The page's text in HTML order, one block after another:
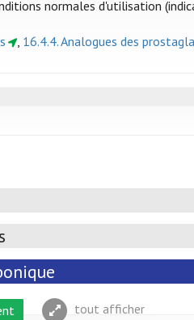
normales d'utilisation
, 16.4.4. Analogues des
tout afficher